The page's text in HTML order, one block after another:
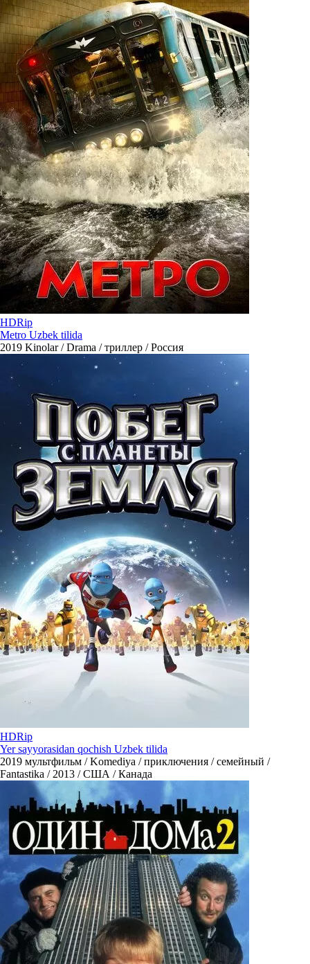
HDRip
Metro Uzbek tilida
2019 Kinolar / Drama / триллер / Россия
HDRip
Yer sayyorasidan qochish Uzbek tilida
2019 мультфильм / Komediya / приключения / семейный /
Fantastika / 2013 / США / Канада